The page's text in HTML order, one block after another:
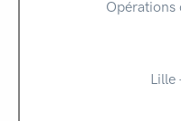
Opérations
Lille